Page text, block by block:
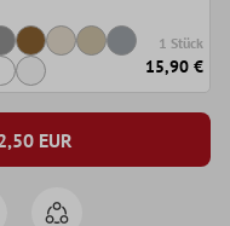
1 Stück
15,90 €
EUR